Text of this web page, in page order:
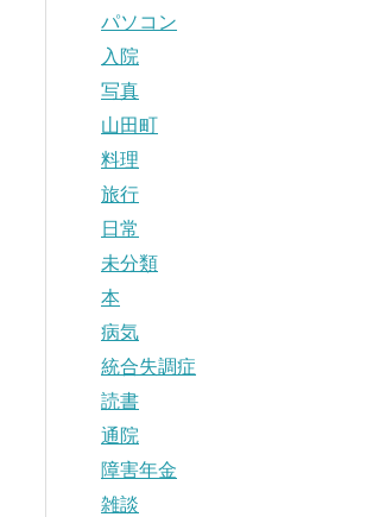
パソコン
入院
写真
山田町
料理
旅行
日常
未分類
本
病気
統合失調症
読書
通院
障害年金
雑談